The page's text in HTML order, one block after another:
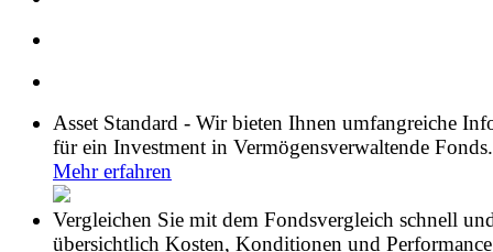
Asset Standard - Wir bieten Ihnen umfangreiche
für ein Investment in Vermögensverwaltende Fonds.
Mehr erfahren
Vergleichen Sie mit dem Fondsvergleich schnell
übersichtlich Kosten, Konditionen und